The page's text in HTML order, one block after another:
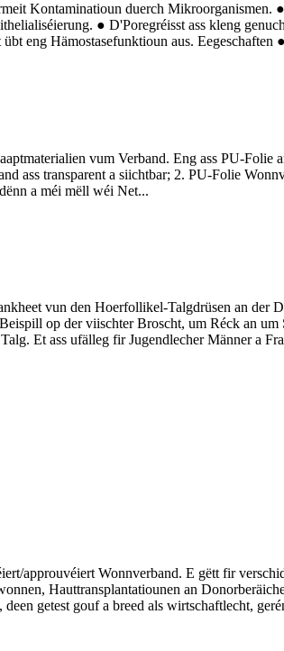
Kontaminatioun duerch Mikroorganismen.
● D'Poregréisst ass kleng
eng Hämostasefunktioun aus. Eegeschaften
vum Verband. Eng ass PU-Folie
transparent a siichtbar; 2. PU-Folie
a méi mëll wéi Net...
vun den Hoerfollikel-Talgdrüsen an der
op der viischter Broscht, um Réck an um
Et ass ufälleg fir Jugendlecher Männer a
approuvéiert Wonnverband. E gëtt fir
Hauttransplantatiounen an
getest gouf a breed als wirtschaftlecht,